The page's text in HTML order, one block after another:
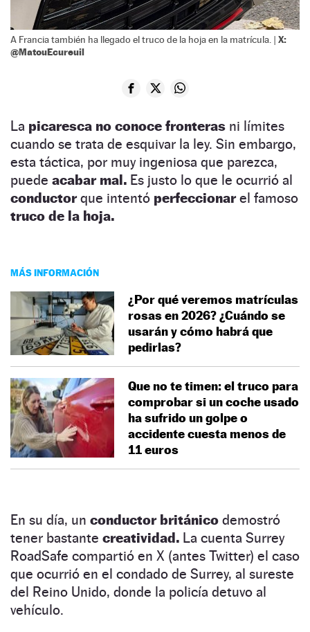
A Francia también ha llegado el truco de la hoja en la matrícula. | X:
@MatouEcureuil
La picaresca no conoce fronteras ni límites
cuando se trata de esquivar la ley. Sin embargo,
esta táctica, por muy ingeniosa que parezca,
puede acabar mal. Es justo lo que le ocurrió al
conductorque intentó perfeccionarel famoso
truco de la hoja.
MÁS INFORMACIÓN
¿Por qué veremos matrículas
rosas en 2026? ¿Cuándo se
usarán y cómo habrá que
pedirlas?
Que no te timen: el truco para
comprobar si un coche usado
ha sufrido un golpe o
accidente cuesta menos de
11 euros
En su día, un conductor británico demostró
tener bastante creatividad. La cuenta Surrey
RoadSafe compartió en X (antes Twitter) el caso
que ocurrió en el condado de Surrey, al sureste
del Reino Unido, donde la policía detuvo al
vehículo.